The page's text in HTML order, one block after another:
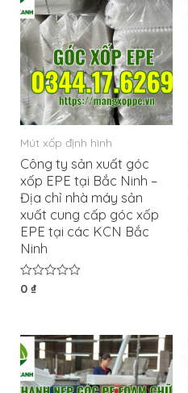
Mút xốp định hình
Công ty sản xuất góc
xốp EPE tại Bắc Ninh –
Địa chỉ nhà máy sản
xuất cung cấp góc xốp
EPE tại các KCN Bắc
Ninh
Được
sao
0₫